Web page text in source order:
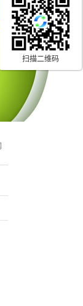
扫描二维码